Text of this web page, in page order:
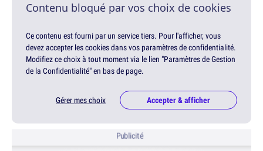
Contenu bloqué par vos choix de cookies
Ce contenu est fourni par un service tiers. Pour l'afficher, vous
devez accepter les cookies dans vos paramètres de confidentialité.
Modifiez ce choix à tout moment via le lien "Paramètres de Gestion
de la Confidentialité" en bas de page.
Gérer mes choix Accepter & afficher
Publicité